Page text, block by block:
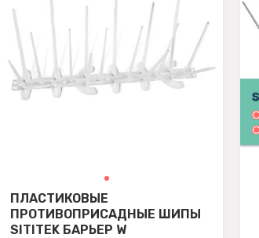
ПЛАСТИКОВЫЕ
ПРОТИВОПРИСАДНЫЕ ШИПЫ
SITITEK БАРЬЕР W